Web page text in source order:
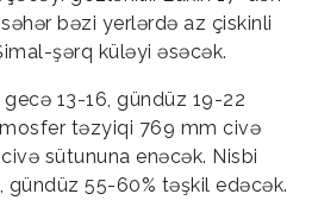
bəzi yerlərdə az çiskinli
şərq küləyi əsəcək.
13-16, gündüz 19-22
təzyiqi 769 mm civə
sütununa enəcək. Nisbi
55-60% təşkil edəcək.